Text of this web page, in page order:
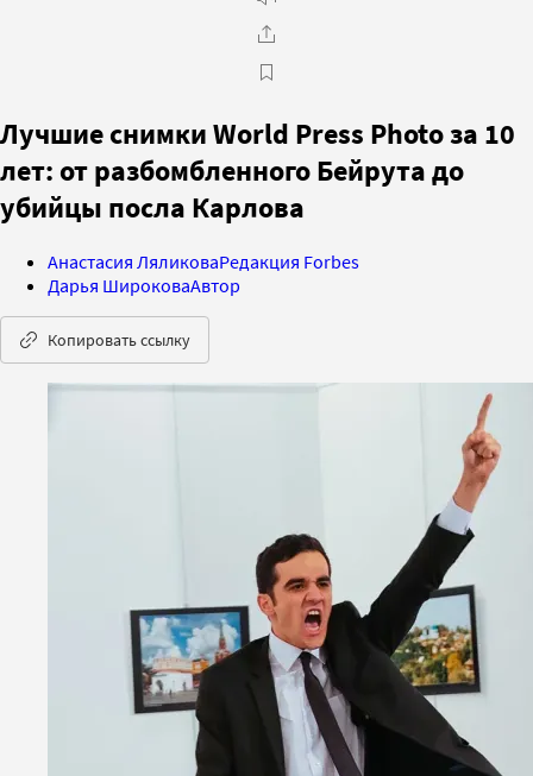
Лучшие снимки World Press Photo за 10
лет: от разбомбленного Бейрута до
убийцы посла Карлова
Анастасия ЛяликоваРедакция Forbes
Дарья ШироковаАвтор
Копировать ссылку